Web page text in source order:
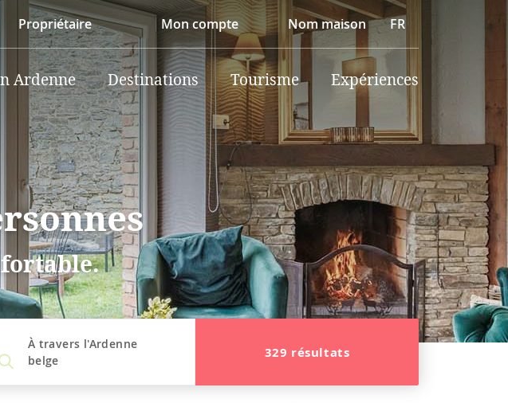
Propriétaire Mon compte Nom maison FR
Ardenne Destinations Tourisme Expériences
À travers l'Ardenne
belge
329 résultats